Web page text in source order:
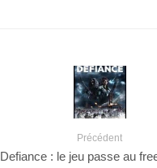
Précédent
Defiance : le jeu passe au